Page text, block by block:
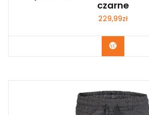
czarne
229,99zł
Kup Teraz